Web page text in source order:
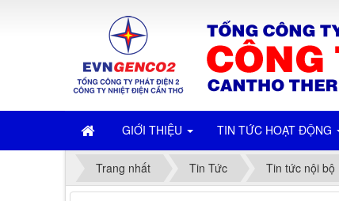
GIỚI THIỆU TIN TỨC HOẠT ĐỘNG
Trang nhất Tin Tức Tin tức nội bộ